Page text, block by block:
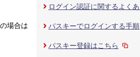
場合は
ログイン認証に関するよく
パスキーでログインする手順
パスキー登録はこちら